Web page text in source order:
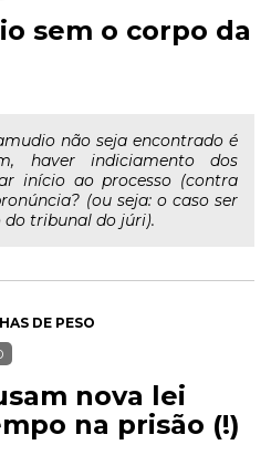
sem o corpo da
não seja encontrado é
haver indiciamento dos
início ao processo (contra
(ou seja: o caso ser
tribunal do júri).
DE PESO
nova lei
na prisão (!)